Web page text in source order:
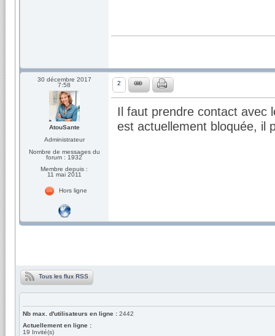
30 décembre 2017
7:58
AtouSante
Administrateur
Nombre de messages du
forum : 1932
Membre depuis :
11 mai 2011
Hors ligne
2
Il faut prendre contact avec
est actuellement bloquée, il
Tous les flux RSS
Nb max. d'utilisateurs en ligne : 2442
Actuellement en ligne :
19 Invité(s)